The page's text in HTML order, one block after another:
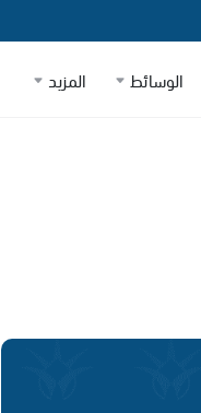
الوسائط المزيد